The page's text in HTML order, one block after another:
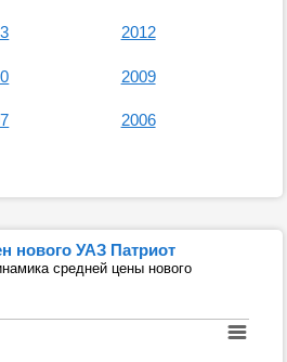
2012
2009
2006
нового УАЗ Патриот
средней цены нового